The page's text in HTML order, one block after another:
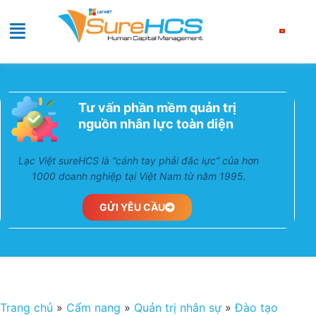
Tư vấn phần mềm quản trị
nguồn nhân lực toàn diện
Lạc Việt sureHCS là “cánh tay phải đắc lực” của hơn
1000 doanh nghiệp tại Việt Nam từ năm 1995.
GỬI YÊU CẦU
Trang chủ » Cẩm nang » Quản trị nhân sự»Đào tạo